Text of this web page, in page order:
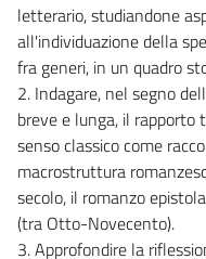
letterario, studiandone
all'individuazione della
fra generi, in un quadro
2. Indagare, nel segno
breve e lunga, il rapporto
senso classico come
macrostruttura
secolo, il romanzo
(tra Otto-Novecento).
3. Approfondire la